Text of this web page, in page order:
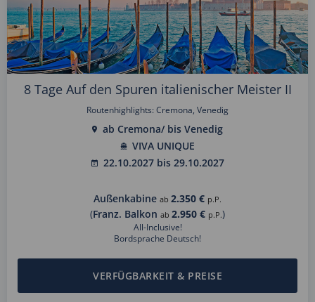
8 Tage Auf den Spuren italienischer Meister II
Routenhighlights: Cremona, Venedig
ab Cremona/ bis Venedig
VIVA UNIQUE
22.10.2027 bis 29.10.2027
Außenkabine ab2.350 € p.P.
(Franz. Balkon ab2.950 € p.P.)
All-Inclusive!
Bordsprache Deutsch!
VERFÜGBARKEIT & PREISE